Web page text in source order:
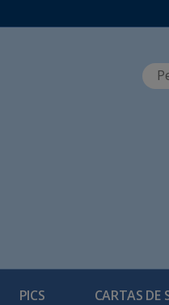
PICS CARTAS DE